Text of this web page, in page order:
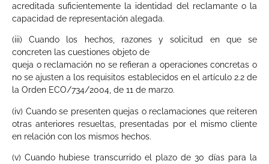
acreditada suficientemente la identidad del reclamante o la
capacidad de representación alegada.
(iii) Cuando los hechos, razones y solicitud en que se
concreten las cuestiones objeto de
queja o reclamación no se refieran a operaciones concretas o
no se ajusten a los requisitos establecidos en el artículo 2.2 de
la Orden ECO/734/2004, de 11 de marzo.
(iv) Cuando se presenten quejas o reclamaciones que reiteren
otras anteriores resueltas, presentadas por el mismo cliente
en relación con los mismos hechos.
(v) Cuando hubiese transcurrido el plazo de 30 días para la